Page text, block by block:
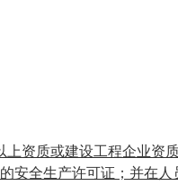
资质或建设工程企业资
安全生产许可证；并在